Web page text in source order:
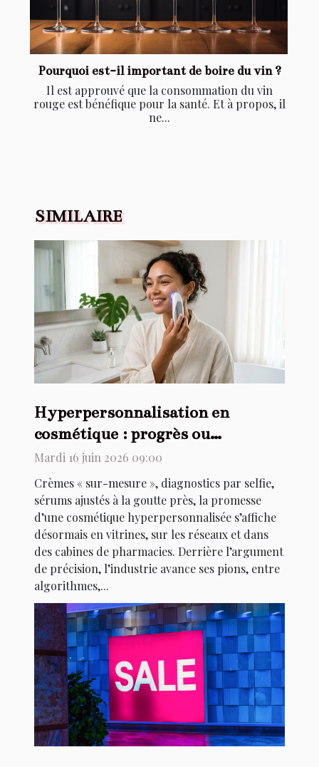
Pourquoi est-il important de boire du vin ?
Il est approuvé que la consommation du vin
rouge est bénéfique pour la santé. Et à propos, il
ne...
SIMILAIRE
Hyperpersonnalisation en
cosmétique : progrès ou
marketing ?
Mardi 16 juin 2026 09:00
Crèmes « sur-mesure », diagnostics par selfie,
sérums ajustés à la goutte près, la promesse
d’une cosmétique hyperpersonnalisée s’affiche
désormais en vitrines, sur les réseaux et dans
des cabines de pharmacies. Derrière l’argument
de précision, l’industrie avance ses pions, entre
algorithmes,...